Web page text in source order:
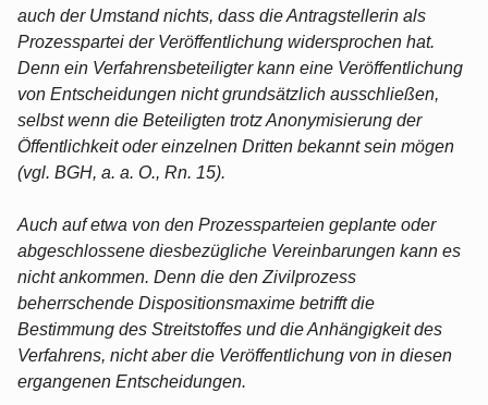
auch der Umstand nichts, dass die Antragstellerin als
Prozesspartei der Veröffentlichung widersprochen hat.
Denn ein Verfahrensbeteiligter kann eine Veröffentlichung
von Entscheidungen nicht grundsätzlich ausschließen,
selbst wenn die Beteiligten trotz Anonymisierung der
Öffentlichkeit oder einzelnen Dritten bekannt sein mögen
(vgl. BGH, a. a. O., Rn. 15).
Auch auf etwa von den Prozessparteien geplante oder
abgeschlossene diesbezügliche Vereinbarungen kann es
nicht ankommen. Denn die den Zivilprozess
beherrschende Dispositionsmaxime betrifft die
Bestimmung des Streitstoffes und die Anhängigkeit des
Verfahrens, nicht aber die Veröffentlichung von in diesen
ergangenen Entscheidungen.